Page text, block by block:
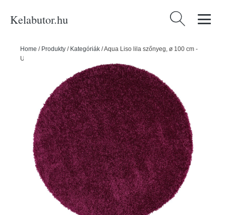
Kelabutor.hu Keresés:
Home / Produkty / Kategóriák /Aqua Liso lila szőnyeg, ø 100 cm -
Universal